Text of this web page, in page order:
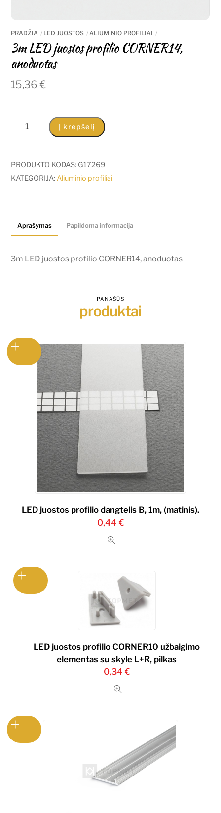
PRADŽIA LED JUOSTOS ALIUMINIO PROFILIAI
3m LED juostos profilio CORNER14,
anoduotas
15,36€
produkto
kiekis:
LED
juostos
Į krepšelį
PRODUKTO KODAS: G17269
KATEGORIJA:Aliuminio profiliai
Aprašymas Papildoma informacija
3m LED juostos profilio CORNER14, anoduotas
PANAŠŪS
produktai
LED juostos profilio dangtelis B, 1m, (matinis).
0,44 €
LED juostos profilio CORNER10 užbaigimo
elementas su skyle L+R, pilkas
0,34 €